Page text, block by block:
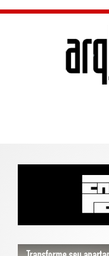
Skip to main content